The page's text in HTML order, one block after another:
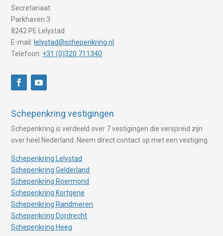
Secretariaat
Parkhaven 3
8242 PE Lelystad
E-mail: lelystad@schepenkring.nl
Telefoon: +31 (0)320 711340
Schepenkring vestigingen
Schepenkring is verdeeld over 7 vestigingen die verspreid zijn
over heel Nederland. Neem direct contact op met een vestiging.
Schepenkring Lelystad
Schepenkring Gelderland
Schepenkring Roermond
Schepenkring Kortgene
Schepenkring Randmeren
Schepenkring Dordrecht
Schepenkring Heeg